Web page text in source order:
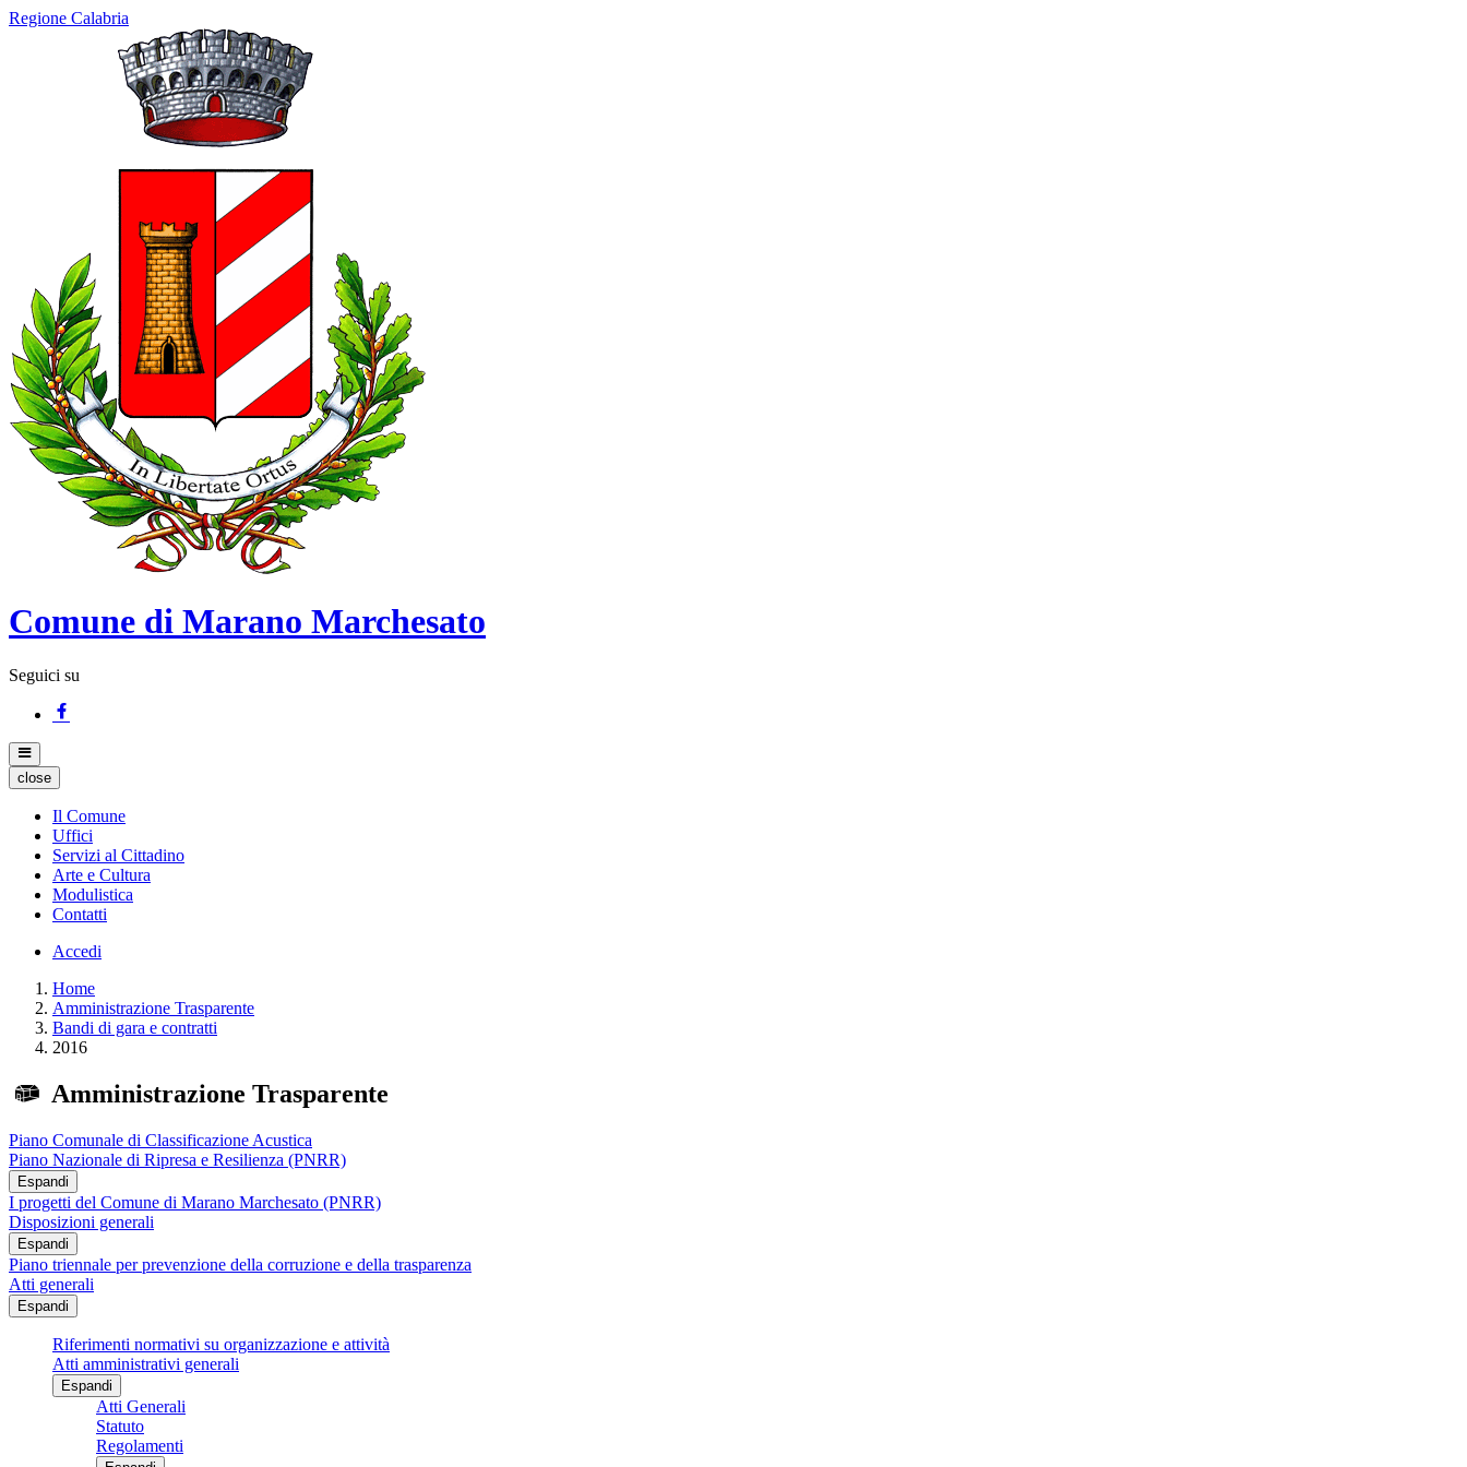
Regione Calabria
Comune di Marano Marchesato
Seguici su
close
Il Comune
Uffici
Servizi al Cittadino
Arte e Cultura
Modulistica
Contatti
Accedi
Home
Amministrazione Trasparente
Bandi di gara e contratti
2016
Amministrazione Trasparente
Piano Comunale di Classificazione Acustica
Piano Nazionale di Ripresa e Resilienza (PNRR)
Espandi
I progetti del Comune di Marano Marchesato (PNRR)
Disposizioni generali
Espandi
Piano triennale per prevenzione della corruzione e della trasparenza
Atti generali
Espandi
Riferimenti normativi su organizzazione e attività
Atti amministrativi generali
Espandi
Atti Generali
Statuto
Regolamenti